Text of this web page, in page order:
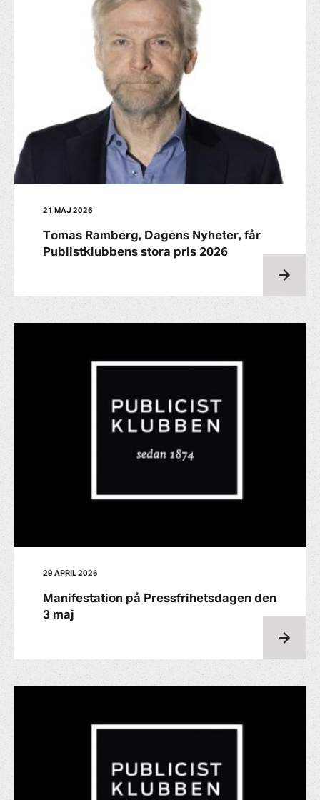
21 MAJ 2026
Tomas Ramberg, Dagens Nyheter, får
Publistklubbens stora pris 2026
29 APRIL 2026
Manifestation på Pressfrihetsdagen den
3 maj